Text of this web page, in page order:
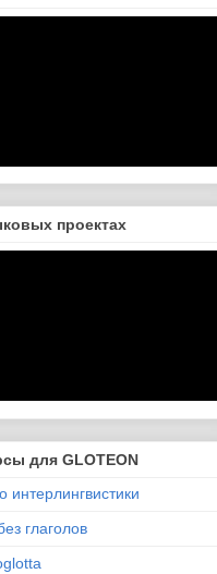
проектах
для GLOTEON
интерлингвистики
глаголов